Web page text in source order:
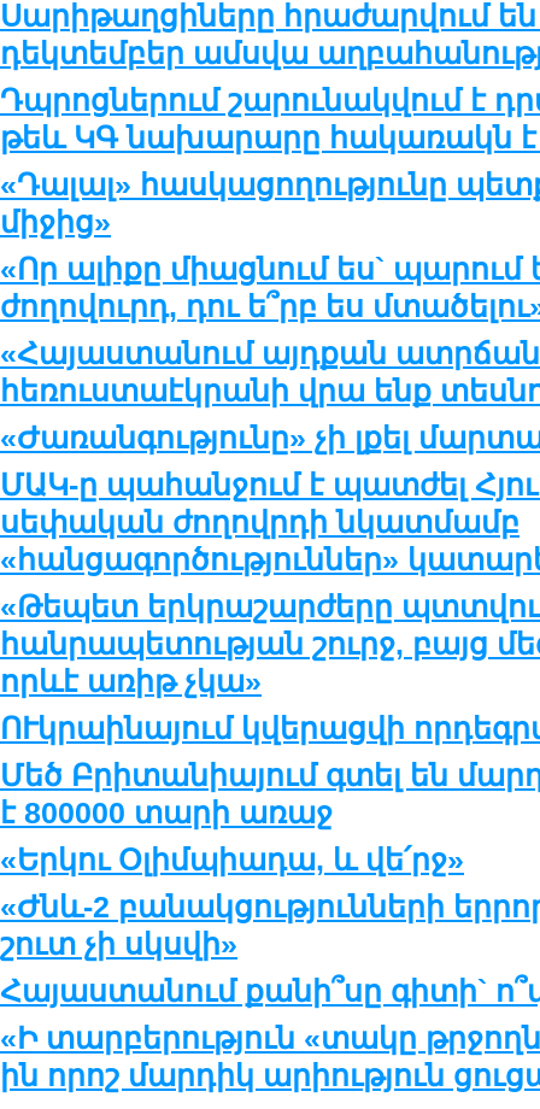
Սարիթաղցիները հրաժարվում են
դեկտեմբեր ամսվա
Դպրոցներում շարունակվում է
թեև ԿԳ նախարարը հակառակն է
«Դալալ» հասկացողությունը
միջից»
«Որ ալիքը միացնում ես` պարում
ժողովուրդ, դու ե՞րբ ես
«Հայաստանում այդքան
հեռուստաէկրանի վրա ենք
«Ժառանգությունը» չի լքել
ՄԱԿ-ը պահանջում է պատժել
սեփական ժողովրդի նկատմամբ
«հանցագործություններ»
«Թեպետ երկրաշարժերը
հանրապետության շուրջ, բայց
որևէ առիթ չկա»
ՈՒկրաինայում կվերացվի
Մեծ Բրիտանիայում գտել են
է 800000 տարի առաջ
«Երկու Օլիմպիադա, և վե՛րջ»
«Ժնև-2 բանակցությունների
շուտ չի սկսվի»
Հայաստանում քանի՞սը գիտի`
«Ի տարբերություն «տակը
ին որոշ մարդիկ արիություն